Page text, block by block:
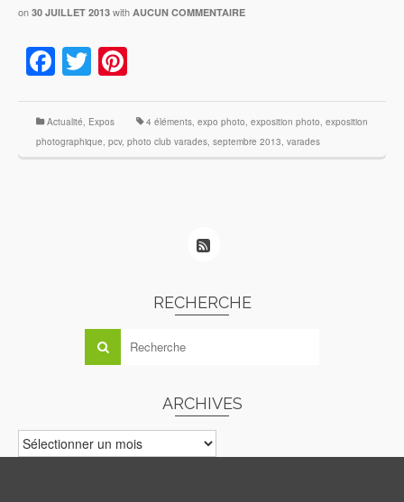
on 30 JUILLET 2013 with AUCUN COMMENTAIRE
Facebook
Twitter
Actualité Expos 4 éléments expo photo exposition photo exposition
photographique pcv, photo club varades septembre 2013 varades
RECHERCHE
ARCHIVES
ARCHIVES